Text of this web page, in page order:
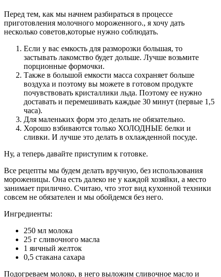
Перед тем, как мы начнем разбираться в процессе
приготовления молочного мороженного., я хочу дать
несколько советов,которые нужно соблюдать.
Если у вас емкость для разморозки большая, то
застывать лакомство будет дольше. Лучше возьмите
порционные формочки.
Также в большой емкости масса сохраняет больше
воздуха и поэтому вы можете в готовом продукте
почувствовать кристаллики льда. Поэтому ее нужно
доставать и перемешивать каждые 30 минут (первые 1,5
часа).
Для маленьких форм это делать не обязательно.
Хорошо взбиваются только ХОЛОДНЫЕ белки и
сливки. И лучше это делать в охлажденной посуде.
Ну, а теперь давайте приступим к готовке.
Все рецепты мы будем делать вручную, без использования
мороженицы. Она есть далеко не у каждой хозяйки, а место
занимает прилично. Считаю, что этот вид кухонной техники
совсем не обязателен и мы обойдемся без него.
Ингредиенты:
250 мл молока
25 г сливочного масла
1 яичный желток
0,5 стакана сахара
Подогреваем молоко, в него выложим сливочное масло и